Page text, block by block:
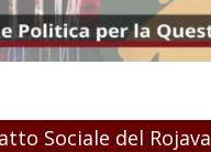
Sociale del Rojava